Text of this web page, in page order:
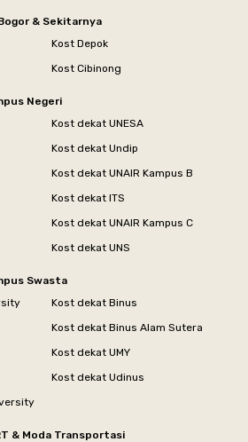
& Sekitarnya
Kost Depok
Kost Cibinong
Negeri
Kost dekat UNESA
Kost dekat Undip
Kost dekat UNAIR Kampus B
Kost dekat ITS
Kost dekat UNAIR Kampus C
Kost dekat UNS
Swasta
Kost dekat Binus
Kost dekat Binus Alam Sutera
Kost dekat UMY
Kost dekat Udinus
& Moda Transportasi